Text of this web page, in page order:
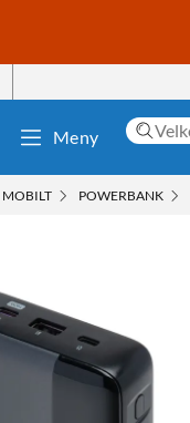
Meny
MOBILT POWERBANK